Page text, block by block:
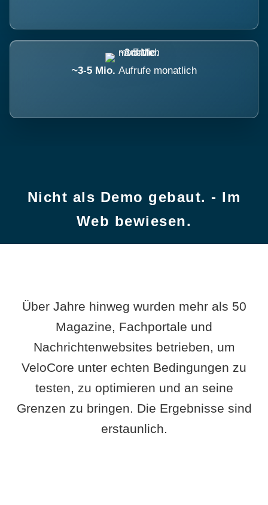
~3-5 Mio. Aufrufe monatlich
Nicht als Demo gebaut. - Im
Web bewiesen.
Über Jahre hinweg wurden mehr als 50
Magazine, Fachportale und
Nachrichtenwebsites betrieben, um
VeloCore unter echten Bedingungen zu
testen, zu optimieren und an seine
Grenzen zu bringen. Die Ergebnisse sind
erstaunlich.